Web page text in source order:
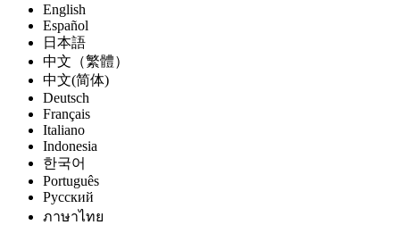
English
Español
日本語
中文（繁體）
中文(简体)
Deutsch
Français
Italiano
Indonesia
한국어
Português
Pусский
ภาษาไทย